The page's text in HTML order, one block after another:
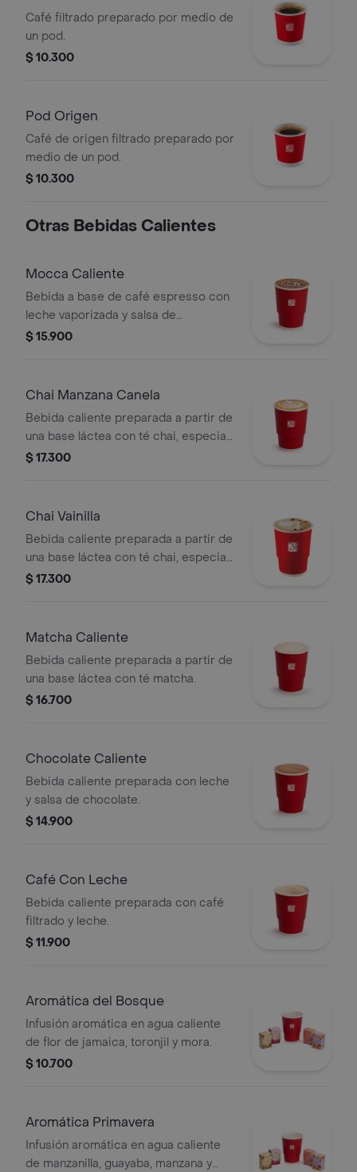
Café filtrado preparado por medio de
un pod.
$ 10.300
Pod Origen
Café de origen filtrado preparado por
medio de un pod.
$ 10.300
Otras Bebidas Calientes
Mocca Caliente
Bebida a base de café espresso con
leche vaporizada y salsa de
chocolate.
$ 15.900
Chai Manzana Canela
Bebida caliente preparada a partir de
una base láctea con té chai, especias,
sabor de manzana-canela y endulzado
$ 17.300
Chai Vainilla
Bebida caliente preparada a partir de
una base láctea con té chai, especias,
sabor de vainilla, endulzado con miel y
$ 17.300
Matcha Caliente
Bebida caliente preparada a partir de
una base láctea con té matcha.
$ 16.700
Chocolate Caliente
Bebida caliente preparada con leche
y salsa de chocolate.
$ 14.900
Café Con Leche
Bebida caliente preparada con café
filtrado y leche.
$ 11.900
Aromática del Bosque
Infusión aromática en agua caliente
de flor de jamaica, toronjil y mora.
$ 10.700
Aromática Primavera
Infusión aromática en agua caliente
de manzanilla, guayaba, manzana y